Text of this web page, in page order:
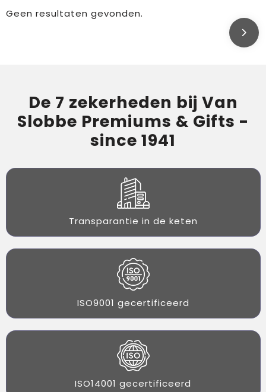
Geen resultaten gevonden.
De 7 zekerheden bij Van
Slobbe Premiums & Gifts -
since 1941
Transparantie in de keten
ISO9001 gecertificeerd
ISO14001 gecertificeerd